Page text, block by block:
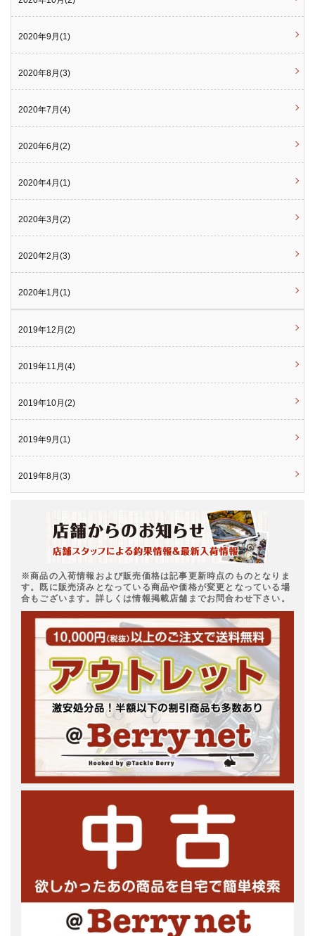
2020年9月(1)
2020年8月(3)
2020年7月(4)
2020年6月(2)
2020年4月(1)
2020年3月(2)
2020年2月(3)
2020年1月(1)
2019年12月(2)
2019年11月(4)
2019年10月(2)
2019年9月(1)
2019年8月(3)
※商品の入荷情報および販売価格は記事更新時点のものとなりま
す。既に販売済みとなっている商品や価格が変更となっている場
合もございます。詳しくは情報掲載店舗までお問合わせ下さい。